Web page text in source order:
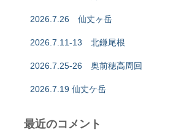
2026.7.26 仙丈ヶ岳
2026.7.11-13 北鎌尾根
2026.7.25-26 奥前穂高周回
2026.7.19 仙丈ケ岳
最近のコメント